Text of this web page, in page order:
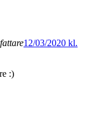
12/03/2020 kl.
:)